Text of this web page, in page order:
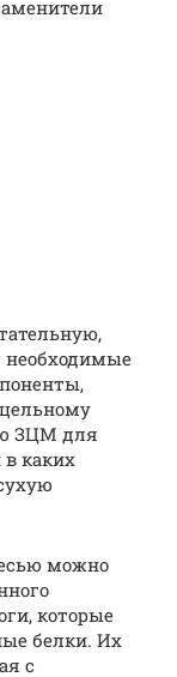
необходимые
ЗЦМ для
в каких
можно
которые
белки. Их
с